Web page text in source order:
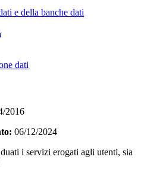
e della banche dati
dati
2016
06/12/2024
i servizi erogati agli utenti, sia